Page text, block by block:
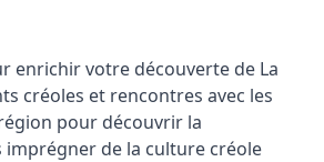
enrichir votre découverte de La
créoles et rencontres avec les
pour découvrir la
de la culture créole